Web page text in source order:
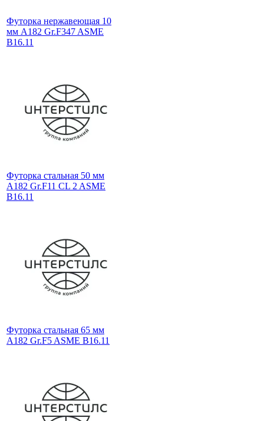
Футорка нержавеющая 10
мм A182 Gr.F347 ASME
B16.11
Футорка стальная 50 мм
A182 Gr.F11 CL 2 ASME
B16.11
Футорка стальная 65 мм
A182 Gr.F5 ASME B16.11